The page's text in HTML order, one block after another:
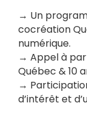
→ Un
cocréation
numérique.
→ Appel à
Québec & 10
→
d’intérêt et